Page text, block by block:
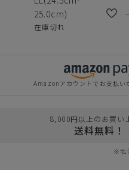
25.0cm)
在庫切れ
Amazonアカウントでお支払い
8,000円以上のお買い
送料無料！
※北
ジットカードでのお支払い